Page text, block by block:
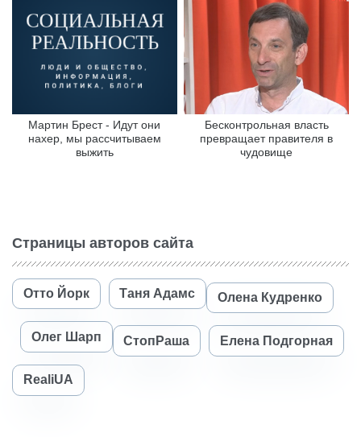
Мартин Брест - Идут они
нахер, мы рассчитываем
выжить
Бесконтрольная власть
превращает правителя в
чудовище
Страницы авторов сайта
Отто Йорк Таня Адамс Олена Кудренко
Олег Шарп СтопРаша Елена Подгорная
RealiUA